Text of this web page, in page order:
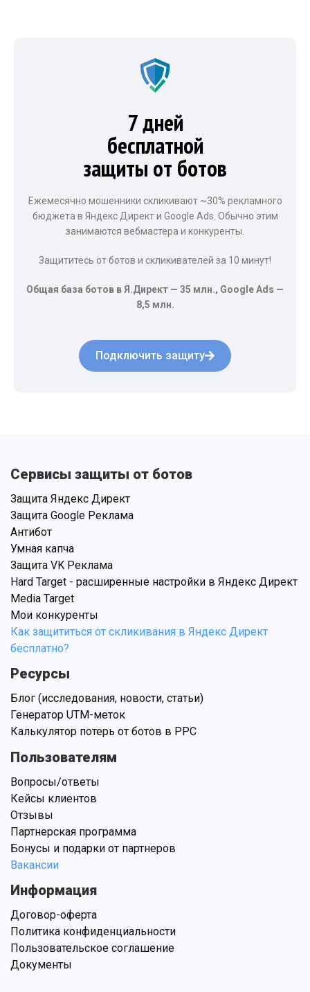
7 дней
бесплатной
защиты от ботов
Ежемесячно мошенники скликивают ~30% рекламного
бюджета в Яндекс Директ и Google Ads. Обычно этим
занимаются вебмастера и конкуренты.
Защититесь от ботов и скликивателей за 10 минут!
Общая база ботов в Я.Директ — 35 млн., Google Ads —
8,5 млн.
Подключить защиту
Сервисы защиты от ботов
Защита Яндекс Директ
Защита Google Реклама
Антибот
Умная капча
Защита VK Реклама
Hard Target - расширенные настройки в Яндекс Директ
Media Target
Мои конкуренты
Как защититься от скликивания в Яндекс Директ
бесплатно?
Ресурсы
Блог (исследования, новости, статьи)
Генератор UTM-меток
Калькулятор потерь от ботов в PPC
Пользователям
Вопросы/ответы
Кейсы клиентов
Отзывы
Партнерская программа
Бонусы и подарки от партнеров
Вакансии
Информация
Договор-оферта
Политика конфиденциальности
Пользовательское соглашение
Документы